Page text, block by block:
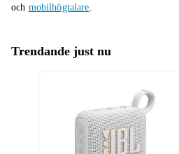
och mobilhögtalare.
Trendande just nu